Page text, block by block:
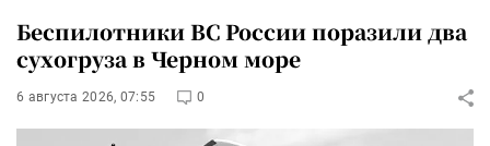
Беспилотники ВС России поразили два
сухогруза в Черном море
6 августа 2026, 07:55 0